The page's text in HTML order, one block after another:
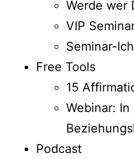
Werde wer
VIP
Seminar-
Free Tools
15
Webinar:
Podcast